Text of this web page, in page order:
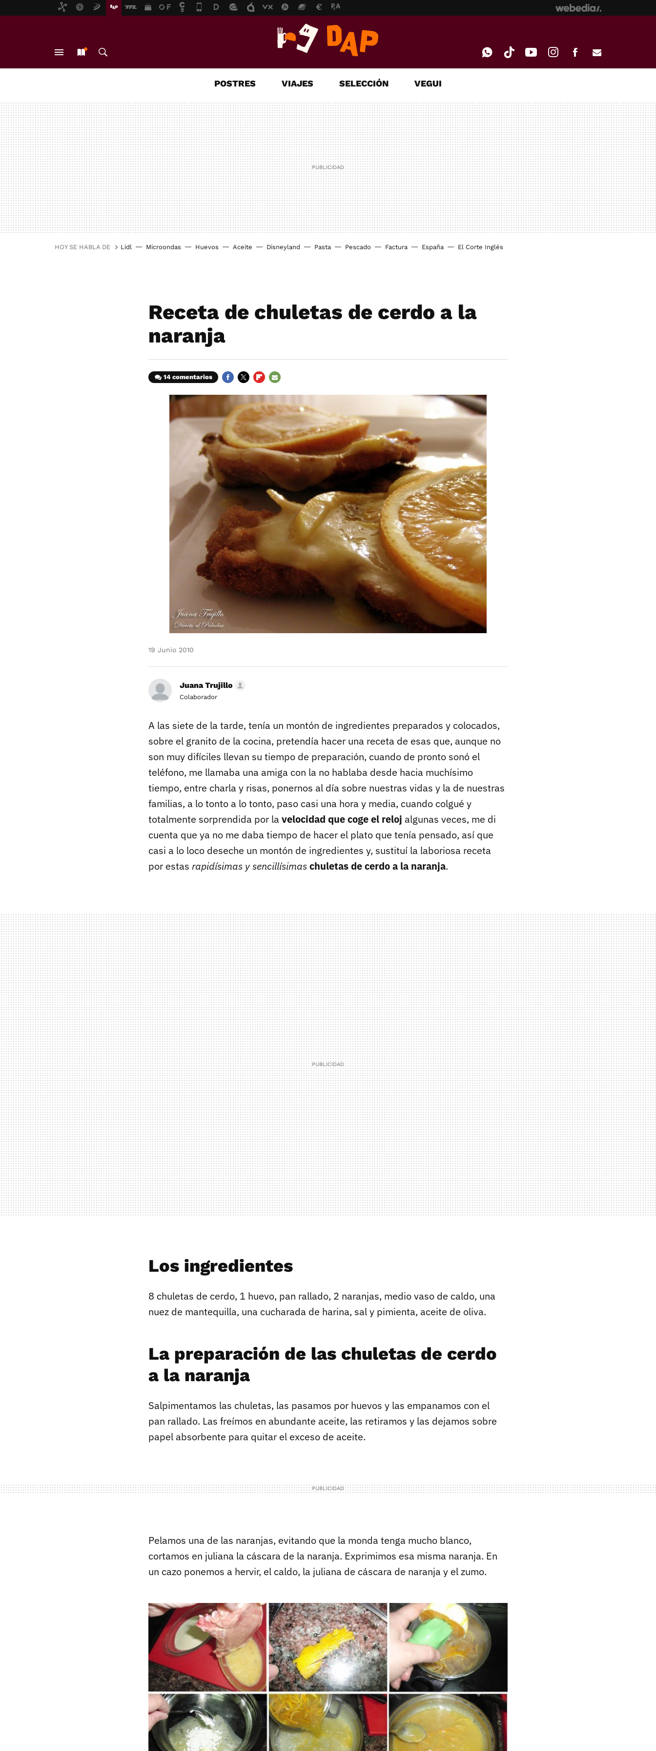
MAIL
POSTRES VIAJES SELECCIÓN VEGUI
HOY SE HABLA DE Lidl Microondas Huevos Aceite Disneyland Pasta Pescado Factura España El Corte Inglés
Receta de chuletas de cerdo a la
naranja
14 comentarios
19 Junio 2010
Juana Trujillo
Colaborador
A las siete de la tarde, tenía un montón de ingredientes preparados y colocados,
sobre el granito de la cocina, pretendía hacer una receta de esas que, aunque no
son muy difíciles llevan su tiempo de preparación, cuando de pronto sonó el
teléfono, me llamaba una amiga con la no hablaba desde hacia muchísimo
tiempo, entre charla y risas, ponernos al día sobre nuestras vidas y la de nuestras
familias, a lo tonto a lo tonto, paso casi una hora y media, cuando colgué y
totalmente sorprendida por la velocidad que coge el reloj algunas veces, me di
cuenta que ya no me daba tiempo de hacer el plato que tenía pensado, así que
casi a lo loco deseche un montón de ingredientes y, sustituí la laboriosa receta
por estas rapidísimas y sencillísimaschuletas de cerdo a la naranja.
Los ingredientes
8 chuletas de cerdo, 1 huevo, pan rallado, 2 naranjas, medio vaso de caldo, una
nuez de mantequilla, una cucharada de harina, sal y pimienta, aceite de oliva.
La preparación de las chuletas de cerdo
a la naranja
Salpimentamos las chuletas, las pasamos por huevos y las empanamos con el
pan rallado. Las freímos en abundante aceite, las retiramos y las dejamos sobre
papel absorbente para quitar el exceso de aceite.
Pelamos una de las naranjas, evitando que la monda tenga mucho blanco,
cortamos en juliana la cáscara de la naranja. Exprimimos esa misma naranja. En
un cazo ponemos a hervir, el caldo, la juliana de cáscara de naranja y el zumo.